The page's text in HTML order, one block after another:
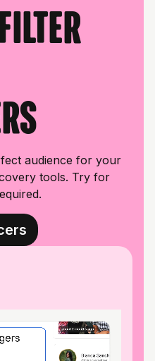
filter
audience for your
tools. Try for